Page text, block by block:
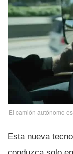
El camión autónomo
Esta nueva